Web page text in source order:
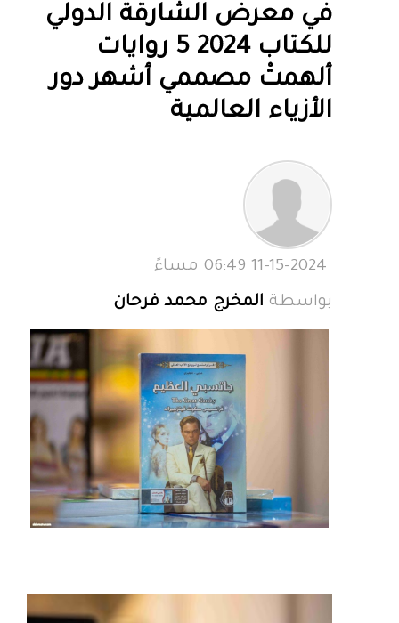
في معرض الشارقة الدولي
للكتاب 2024 5 روايات
ألهمتْ مصممي أشهر دور
الأزياء العالمية
بواسطة المخرج محمد فرحان